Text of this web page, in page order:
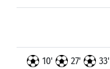
10' 27' 33'